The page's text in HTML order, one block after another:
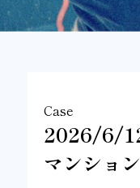
Case
2026/6/
マンショ